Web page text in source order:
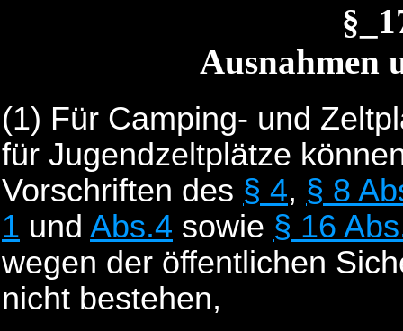
Ausnahmen
(1) Für Camping- und
für Jugendzeltplätze
Vorschriften des § 4, § 8
1 und Abs.4 sowie § 16
wegen der öffentlichen
nicht bestehen,